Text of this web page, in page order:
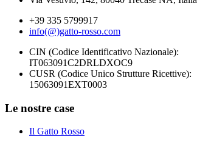
+39 335 5799917
info(@)gatto-rosso.com
CIN (Codice Identificativo Nazionale):
IT063091C2DRLDXOC9
CUSR (Codice Unico Strutture Ricettive):
15063091EXT0003
Le nostre case
Il Gatto Rosso